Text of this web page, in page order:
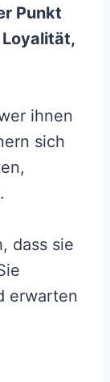
Punkt
ihnen
sich
dass sie
erwarten